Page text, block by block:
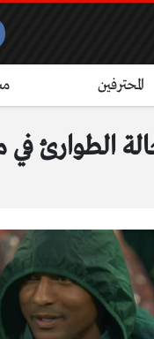
المحترفين
الطوارئ